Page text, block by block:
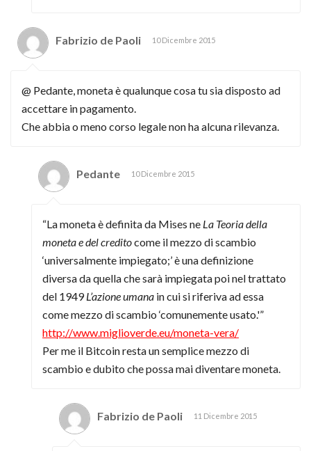
Fabrizio de Paoli 10 Dicembre 2015
@ Pedante, moneta è qualunque cosa tu sia disposto ad
accettare in pagamento.
Che abbia o meno corso legale non ha alcuna rilevanza.
Pedante 10 Dicembre 2015
“La moneta è definita da Mises ne La Teoria della
moneta e del creditocome il mezzo di scambio
‘universalmente impiegato;’ è una definizione
diversa da quella che sarà impiegata poi nel trattato
del 1949L’azione umana in cui si riferiva ad essa
come mezzo di scambio ‘comunemente usato.'”
http://www.miglioverde.eu/moneta-vera/
Per me il Bitcoin resta un semplice mezzo di
scambio e dubito che possa mai diventare moneta.
Fabrizio de Paoli 11 Dicembre 2015